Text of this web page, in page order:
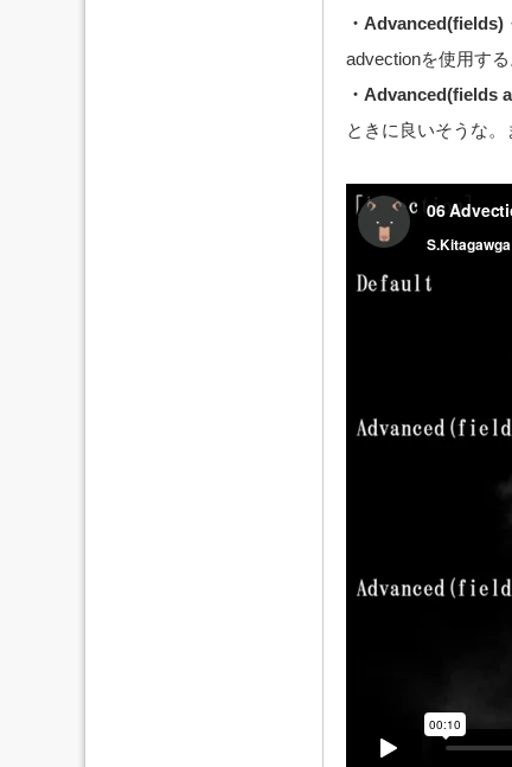
・Advanced(fields)
advectionを使用する
・Advanced(fields
ときに良いそうな